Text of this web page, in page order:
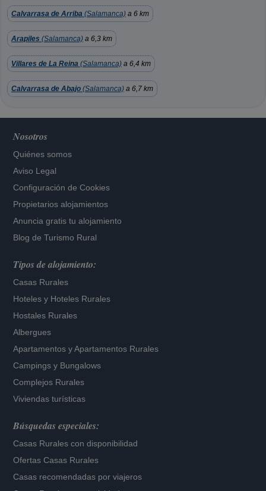
Calvarrasa de Arriba (Salamanca) a 6 km
Arapiles (Salamanca) a 6,3 km
Villares de La Reina (Salamanca) a 6,4 km
Calvarrasa de Abajo (Salamanca) a 6,7 km
Nosotros
Quiénes somos
Aviso Legal
Configuración de Cookies
Propietarios alojamientos
Anuncia gratis tu alojamiento
Blog de Turismo Rural
Tipos de alojamiento:
Casas Rurales
Hoteles y Hoteles Rurales
Hostales Rurales
Albergues
Apartamentos yApartamentos Rurales
Campings y Bungalows
Complejos Rurales
Viviendas turísticas
Búsquedas especiales:
Casas Rurales con disponibilidad
Ofertas Casas Rurales
Casas recomendadas por viajeros